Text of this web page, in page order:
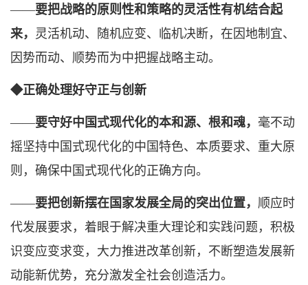
——要把战略的原则性和策略的灵活性有机结合起
来， 灵活机动、随机应变、临机决断，在因地制宜、
因势而动、顺势而为中把握战略主动。
◆正确处理好守正与创新
——要守好中国式现代化的本和源、根和魂， 毫不动
摇坚持中国式现代化的中国特色、本质要求、重大原
则，确保中国式现代化的正确方向。
——要把创新摆在国家发展全局的突出位置， 顺应时
代发展要求，着眼于解决重大理论和实践问题，积极
识变应变求变，大力推进改革创新，不断塑造发展新
动能新优势，充分激发全社会创造活力。